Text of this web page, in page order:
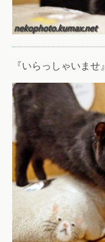
『いらっしゃいませ』